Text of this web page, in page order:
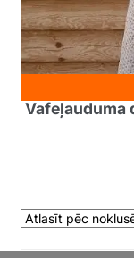
Vafeļauduma